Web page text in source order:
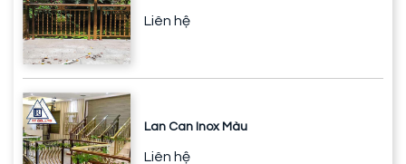
Liên hệ
Lan Can Inox Màu
Liên hệ